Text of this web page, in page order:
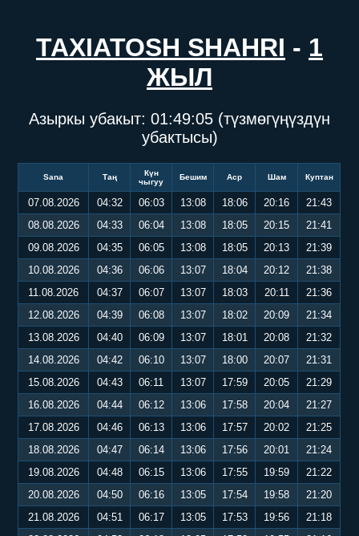
TAXIATOSH SHAHRI - 1
ЖЫЛ
Азыркы убакыт: 01:49:06 (түзмөгүңүздүн
убактысы)
Sana Таң
Күн
чыгуу
Бешим Аср Шам Куптан
07.08.2026 04:32 06:03 13:08 18:06 20:16
21:43
08.08.2026
04:33 06:04 13:08 18:05 20:15
21:41
09.08.2026
04:35 06:05 13:08 18:05 20:13
21:39
10.08.2026
04:36 06:06 13:07 18:04 20:12
21:38
11.08.2026
04:37 06:07 13:07 18:03 20:11
21:36
12.08.2026
04:39 06:08 13:07 18:02 20:09
21:34
13.08.2026
04:40 06:09 13:07 18:01 20:08
21:32
14.08.2026
04:42 06:10 13:07 18:00 20:07
21:31
15.08.2026
04:43 06:11 13:07 17:59 20:05
21:29
16.08.2026
04:44 06:12 13:06 17:58 20:04
21:27
17.08.2026
04:46 06:13 13:06 17:57 20:02
21:25
18.08.2026
04:47 06:14 13:06 17:56 20:01
21:24
19.08.2026
04:48 06:15 13:06 17:55 19:59
21:22
20.08.2026
04:50 06:16 13:05 17:54 19:58
21:20
21.08.2026
04:51 06:17 13:05 17:53 19:56
21:18